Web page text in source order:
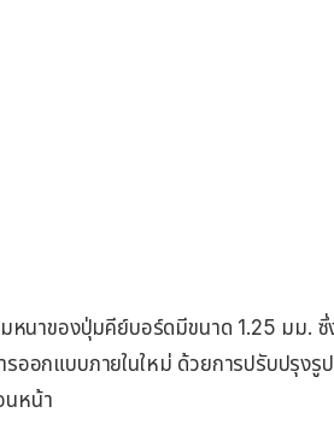
มหนาของปุ่มคีย์บอร์ดมีขนาด 1.25 มม.
ออกแบบภายในใหม่ ด้วยการปรับปรุงรู
นหน้า